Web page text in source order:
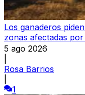
Los ganaderos
zonas afectadas
5 ago 2026
Rosa Barrios
1